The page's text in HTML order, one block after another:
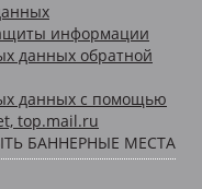
информации
данных обратной
данных с помощью
top.mail.ru
БАННЕРНЫЕ МЕСТА